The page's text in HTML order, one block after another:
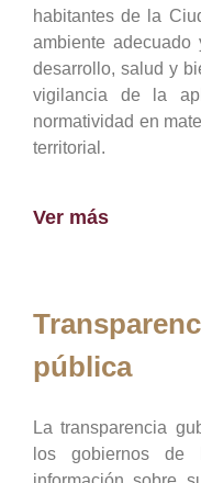
habitantes de la
ambiente
desarrollo, salud y
vigilancia de la
normatividad en
territorial.
Ver más
pública
La transparencia
los gobiernos de